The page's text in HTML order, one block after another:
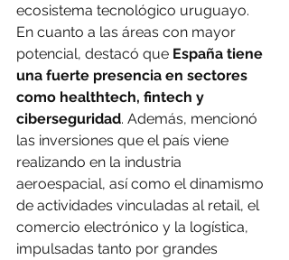
ecosistema tecnológico uruguayo.
En cuanto a las áreas con mayor
potencial, destacó que España tiene
una fuerte presencia en sectores
como healthtech, fintech y
ciberseguridad. Además, mencionó
las inversiones que el país viene
realizando en la industria
aeroespacial, así como el dinamismo
de actividades vinculadas al retail, el
comercio electrónico y la logística,
impulsadas tanto por grandes